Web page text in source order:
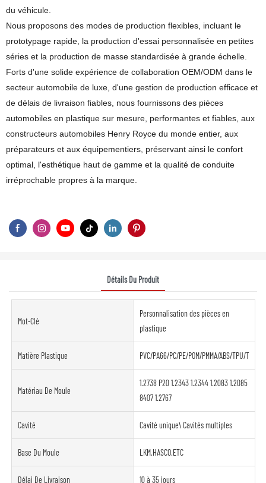
du véhicule.
Nous proposons des modes de production flexibles, incluant le
prototypage rapide, la production d'essai personnalisée en petites
séries et la production de masse standardisée à grande échelle.
Forts d'une solide expérience de collaboration OEM/ODM dans le
secteur automobile de luxe, d'une gestion de production efficace et
de délais de livraison fiables, nous fournissons des pièces
automobiles en plastique sur mesure, performantes et fiables, aux
constructeurs automobiles Henry Royce du monde entier, aux
préparateurs et aux équipementiers, préservant ainsi le confort
optimal, l'esthétique haut de gamme et la qualité de conduite
irréprochable propres à la marque.
Détails Du Produit
Mot-Clé
Personnalisation des pièces en
plastique
Matière Plastique PVC/PA66/PC/PE/POM/PMMA/ABS/TPU/TPE/
Matériau De Moule
1.2738 P20 1.2343 1.2344 1.2083 1.2085
8407 1.2767
Cavité Cavité unique\ Cavités multiples
Base Du Moule LKM.HASCO.ETC
Délai De Livraison 10 à 35 jours